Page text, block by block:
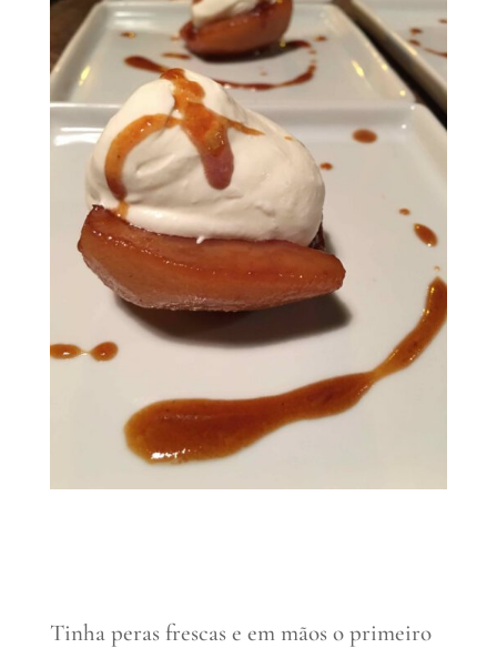
Tinha peras frescas e em mãos o primeiro